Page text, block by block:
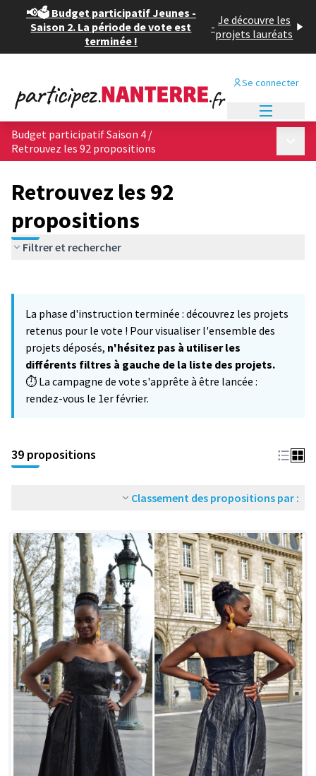
📢🗳️ Budget participatif Jeunes -
Saison 2. La période de vote est
terminée !
- Je découvre les
projets lauréats
Se connecter
Budget participatif Saison 4 /
Retrouvez les 92 propositions
Retrouvez les 92
propositions
Filtrer et rechercher
−
La phase d'instruction terminée : découvrez les projets
retenus pour le vote ! Pour visualiser l'ensemble des
projets déposés, n'hésitez pas à utiliser les
différents filtres à gauche de la liste des projets.
⏱️ La campagne de vote s'apprête à être lancée :
rendez-vous le 1er février.
39 propositions
Classement des propositions par :